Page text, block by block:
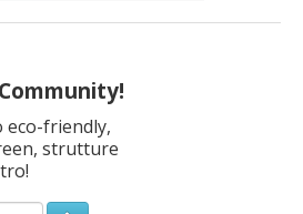
eco-friendly,
strutture